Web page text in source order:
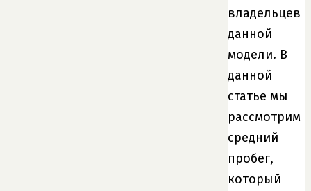
владельцев
данной
модели. В
данной
статье мы
рассмотрим
средний
пробег,
который